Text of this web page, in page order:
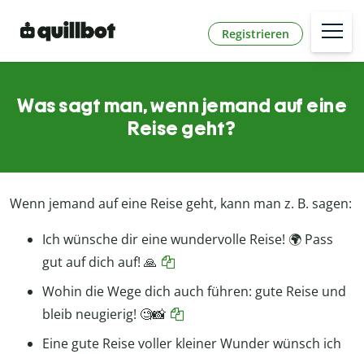
Registrieren
Was sagt man, wenn jemand auf eine
Reise geht?
Wenn jemand auf eine Reise geht, kann man z. B. sagen:
Ich wünsche dir eine wundervolle Reise! 🌍 Pass
gut auf dich auf! 🙏
Wohin die Wege dich auch führen: gute Reise und
bleib neugierig! 🧐📸
Eine gute Reise voller kleiner Wunder wünsch ich